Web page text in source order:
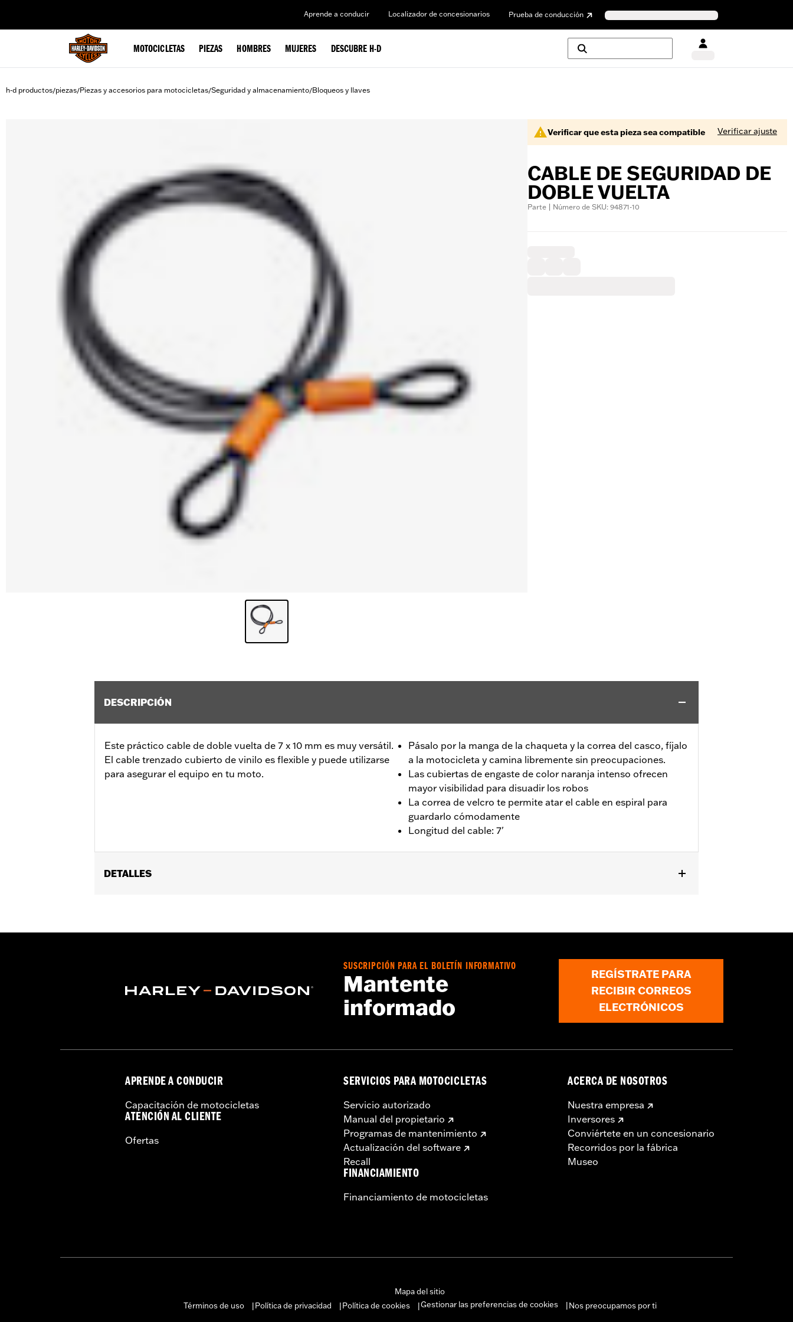
Aprende a conducir Localizador de concesionarios Prueba de conducción
MOTOCICLETAS PIEZAS HOMBRES MUJERES DESCUBRE H-D
h-d productos/piezas/Piezas y accesorios para motocicletas/Seguridad y almacenamiento/Bloqueos y llaves
Verificar que esta pieza sea compatible Verificar ajuste
CABLE DE SEGURIDAD DE
DOBLE VUELTA
Parte | Número de SKU: 94871-10
DESCRIPCIÓN
Este práctico cable de doble vuelta de 7 x 10 mm es muy versátil.
El cable trenzado cubierto de vinilo es flexible y puede utilizarse
para asegurar el equipo en tu moto.
Pásalo por la manga de la chaqueta y la correa del casco, fíjalo
a la motocicleta y camina libremente sin preocupaciones.
Las cubiertas de engaste de color naranja intenso ofrecen
mayor visibilidad para disuadir los robos
La correa de velcro te permite atar el cable en espiral para
guardarlo cómodamente
Longitud del cable: 7'
DETALLES
Longitud:84 Inches
Retire el bloqueo antes de operar la motocicleta. No quitar el bloqueo podría causar lesiones graves o la muerte. La cadena
o el cable deben usarse solo como un elemento de disuasión de robo. Su uso para remolcar, levantar objetos o cualquier
otro propósito podría causar lesiones graves o la muerte.
SUSCRIPCIÓN PARA EL BOLETÍN INFORMATIVO
Mantente
informado
REGÍSTRATE PARA
RECIBIR CORREOS
ELECTRÓNICOS
APRENDE A CONDUCIR
Capacitación de motocicletas
ATENCIÓN AL CLIENTE
Ofertas
SERVICIOS PARA MOTOCICLETAS
Servicio autorizado
Manual del propietario
Programas de mantenimiento
Actualización del software
Recall
FINANCIAMIENTO
Financiamiento de motocicletas
ACERCA DE NOSOTROS
Nuestra empresa
Inversores
Conviértete en un concesionario
Recorridos por la fábrica
Museo
Mapa del sitio
Términos de uso
Política de privacidad Política de cookies Gestionar las preferencias de cookies Nos preocupamos por ti